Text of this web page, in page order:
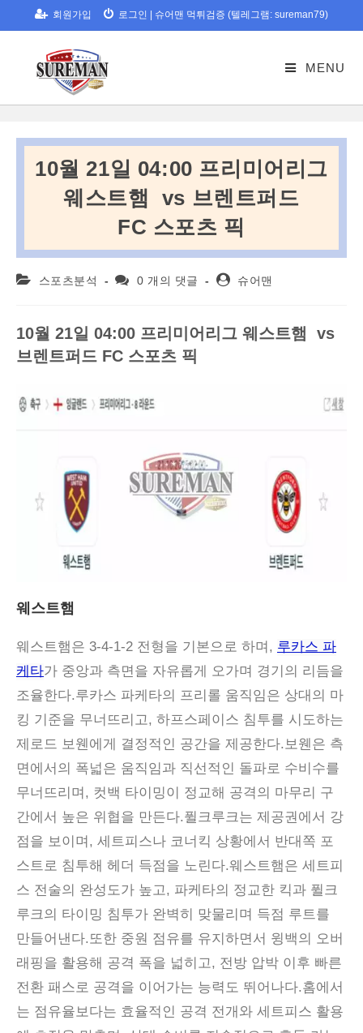
to
회원가입 로그인 슈어맨 먹튀검증 (텔레그램: sureman79)
MENU
10월 21일 04:00 프리미어리그
웨스트햄 vs 브렌트퍼드
FC 스포츠 픽
Post 스포츠분석
Post0 개의 댓글
Post슈어맨
10월 21일 04:00 프리미어리그 웨스트햄 vs
브렌트퍼드 FC 스포츠 픽
웨스트햄
웨스트햄은 3-4-1-2 전형을 기본으로 하며, 루카스 파
케타가 중앙과 측면을 자유롭게 오가며 경기의 리듬을
조율한다.루카스 파케타의 프리롤 움직임은 상대의 마
킹 기준을 무너뜨리고, 하프스페이스 침투를 시도하는
제로드 보웬에게 결정적인 공간을 제공한다.보웬은 측
면에서의 폭넓은 움직임과 직선적인 돌파로 수비수를
무너뜨리며, 컷백 타이밍이 정교해 공격의 마무리 구
간에서 높은 위협을 만든다.퓔크루크는 제공권에서 강
점을 보이며, 세트피스나 코너킥 상황에서 반대쪽 포
스트로 침투해 헤더 득점을 노린다.웨스트햄은 세트피
스 전술의 완성도가 높고, 파케타의 정교한 킥과 퓔크
루크의 타이밍 침투가 완벽히 맞물리며 득점 루트를
만들어낸다.또한 중원 점유를 유지하면서 윙백의 오버
래핑을 활용해 공격 폭을 넓히고, 전방 압박 이후 빠른
전환 패스로 공격을 이어가는 능력도 뛰어나다.홈에서
는 점유율보다는 효율적인 공격 전개와 세트피스 활용